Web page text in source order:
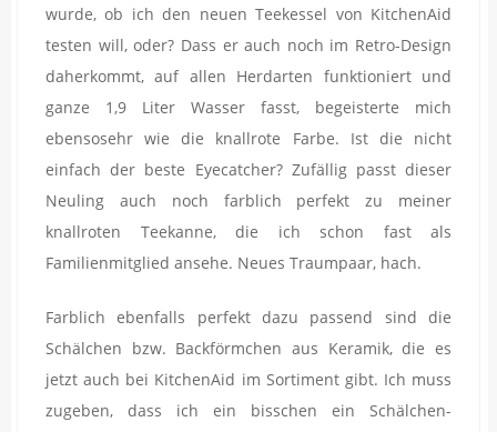
wurde, ob ich den neuen Teekessel von KitchenAid
testen will, oder? Dass er auch noch im Retro-Design
daherkommt, auf allen Herdarten funktioniert und
ganze 1,9 Liter Wasser fasst, begeisterte mich
ebensosehr wie die knallrote Farbe. Ist die nicht
einfach der beste Eyecatcher? Zufällig passt dieser
Neuling auch noch farblich perfekt zu meiner
knallroten Teekanne, die ich schon fast als
Familienmitglied ansehe. Neues Traumpaar, hach.
Farblich ebenfalls perfekt dazu passend sind die
Schälchen bzw. Backförmchen aus Keramik, die es
jetzt auch bei KitchenAid im Sortiment gibt. Ich muss
zugeben, dass ich ein bisschen ein Schälchen-